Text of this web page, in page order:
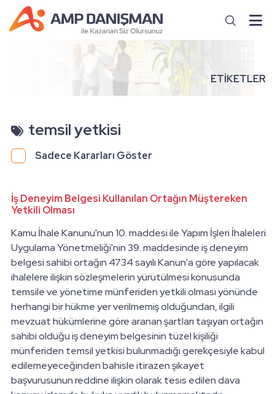
ETİKETLER
temsil yetkisi
Sadece Kararları Göster
İş Deneyim Belgesi Kullanılan Ortağın Müştereken
Yetkili Olması
Kamu İhale Kanunu'nun 10. maddesi ile Yapım İşleri İhaleleri
Uygulama Yönetmeliği'nin 39. maddesinde iş deneyim
belgesi sahibi ortağın 4734 sayılı Kanun'a göre yapılacak
ihalelere ilişkin sözleşmelerin yürütülmesi konusunda
temsile ve yönetime münferiden yetkili olması yönünde
herhangi bir hükme yer verilmemiş olduğundan, ilgili
mevzuat hükümlerine göre aranan şartları taşıyan ortağın
sahibi olduğu iş deneyim belgesinin tüzel kişiliği
münferiden temsil yetkisi bulunmadığı gerekçesiyle kabul
edilemeyeceğinden bahisle itirazen şikayet
başvurusunun reddine ilişkin olarak tesis edilen dava